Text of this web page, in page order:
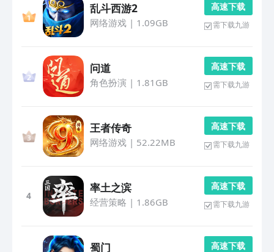
乱斗西游2
网络游戏| 1.09GB
高 速 下 载
需下载九游
问道
角色扮演 | 1.81GB
高 速 下 载
需下载九游
王者传奇
网络游戏| 52.22MB
高 速 下 载
需下载九游
4
率土之滨
经营策略 | 1.86GB
高 速 下 载
需下载九游
蜀门 高 速 下 载